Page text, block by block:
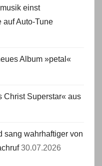
einst
auf Auto-Tune
Album »petal«
Christ Superstar« aus
sang wahrhaftiger von
30.07.2026